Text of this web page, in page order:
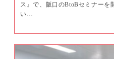
ス』で、阪口のBtoBセミナーを
い…